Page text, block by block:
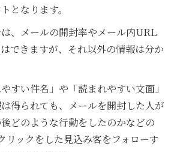
となります。
、メールの開封率やメール内URL
できますが、それ以外の情報は分か
すい件名」や「読まれやすい文面」
得られても、メールを開封した人が
どのような行動をしたのかなどの
リックをした見込み客をフォローす